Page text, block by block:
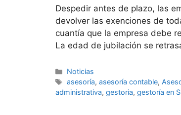
Despedir antes de plazo, las
devolver las exenciones de
cuantía que la empresa debe
La edad de jubilación se
Categorías
Noticias
Etiquetas
asesoría,asesoría contable,
administrativa, gestoria, gestoría en